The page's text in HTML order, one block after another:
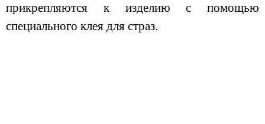
прикрепляются к изделию с помощью
специального клея для страз.